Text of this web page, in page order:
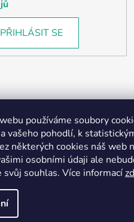
používáme soubory
vašeho pohodlí, k
některých cookies náš web
osobními údaji ale
svůj souhlas. Více informací
PŘIHLÁSIT SE
Partnerská